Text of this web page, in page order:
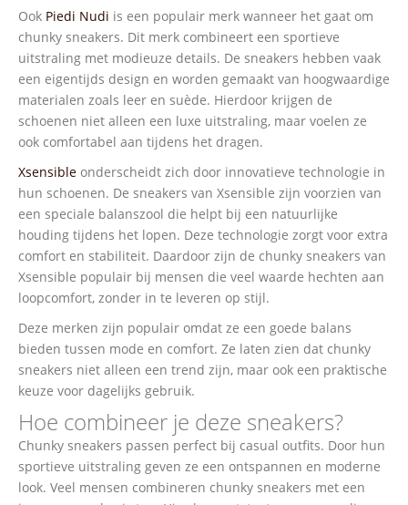
Ook Piedi Nudi is een populair merk wanneer het gaat om
chunky sneakers. Dit merk combineert een sportieve
uitstraling met modieuze details. De sneakers hebben vaak
een eigentijds design en worden gemaakt van hoogwaardige
materialen zoals leer en suède. Hierdoor krijgen de
schoenen niet alleen een luxe uitstraling, maar voelen ze
ook comfortabel aan tijdens het dragen.
Xsensible onderscheidt zich door innovatieve technologie in
hun schoenen. De sneakers van Xsensible zijn voorzien van
een speciale balanszool die helpt bij een natuurlijke
houding tijdens het lopen. Deze technologie zorgt voor extra
comfort en stabiliteit. Daardoor zijn de chunky sneakers van
Xsensible populair bij mensen die veel waarde hechten aan
loopcomfort, zonder in te leveren op stijl.
Deze merken zijn populair omdat ze een goede balans
bieden tussen mode en comfort. Ze laten zien dat chunky
sneakers niet alleen een trend zijn, maar ook een praktische
keuze voor dagelijks gebruik.
Hoe combineer je deze sneakers?
Chunky sneakers passen perfect bij casual outfits. Door hun
sportieve uitstraling geven ze een ontspannen en moderne
look. Veel mensen combineren chunky sneakers met een